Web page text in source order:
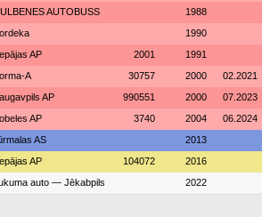
AUTOBUSS 1988
1990
AP 2001 1991
A 30757 2000 02.2021
AP 990551 2000 07.2023
AP 3740 2004 06.2024
AS 2013
AP 104072 2016
auto — Jēkabpils 2022